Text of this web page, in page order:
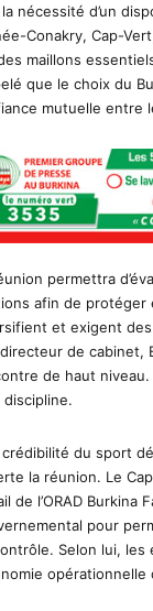
la nécessité d’un
Conakry, Cap-
des maillons
que le choix du
mutuelle entre
permettra
afin de
et exigent des
de cabinet,
de haut
discipline.
crédibilité du sport
la réunion. Le
de l’ORAD Burkina
pour
Selon lui, les
opérationnelle